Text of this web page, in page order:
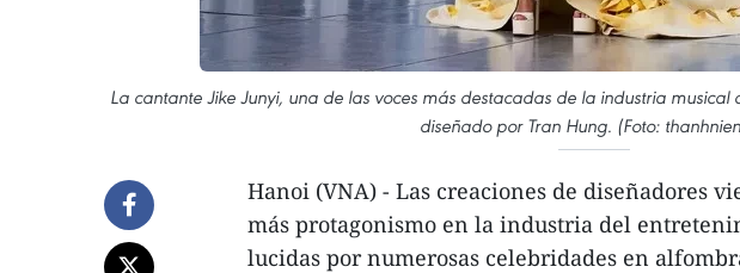
La cantante Jike Junyi, una de las voces más destacadas de la industria
diseñado por Tran Hung. (Foto:
Hanoi (VNA) - Las creaciones de diseñadores
más protagonismo en la industria del
lucidas por numerosas celebridades en